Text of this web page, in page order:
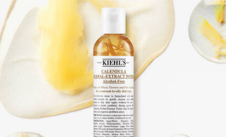
Afbeelding van de beoordeling